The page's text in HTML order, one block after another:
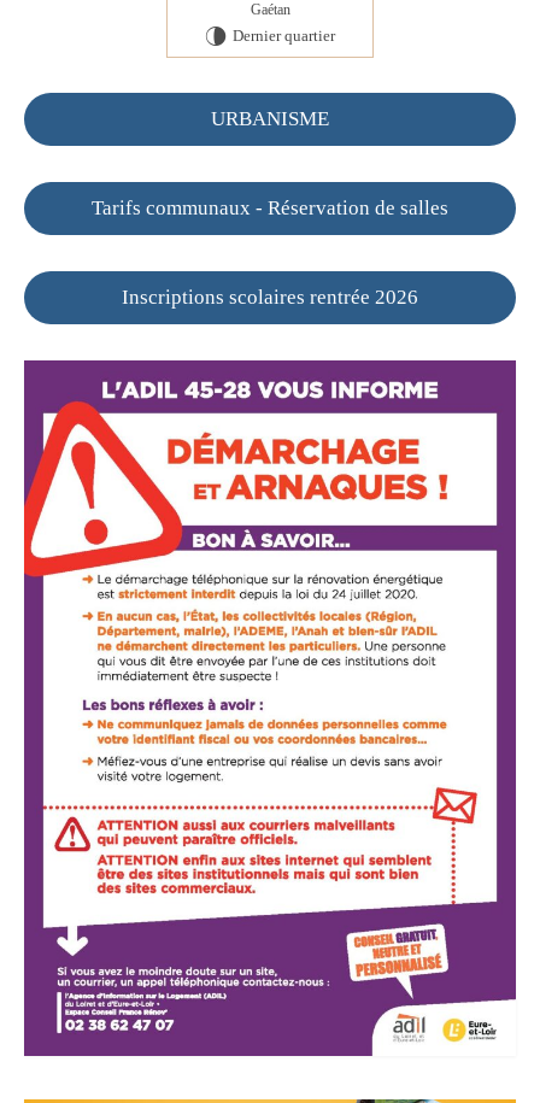
Gaétan
U Dernier quartier
URBANISME
Tarifs communaux - Réservation de salles
Inscriptions scolaires rentrée 2026